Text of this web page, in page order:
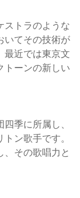
ストラのような
いてその技術が
最近では東京文
トーンの新しい
季に所属し、
ン歌手です。
、その歌唱力と